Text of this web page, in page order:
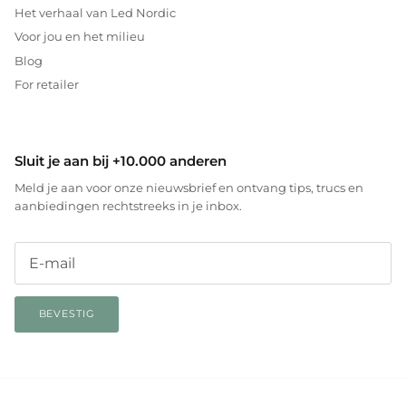
Het verhaal van Led Nordic
Voor jou en het milieu
Blog
For retailer
Sluit je aan bij +10.000 anderen
Meld je aan voor onze nieuwsbrief en ontvang tips, trucs en
aanbiedingen rechtstreeks in je inbox.
BEVESTIG